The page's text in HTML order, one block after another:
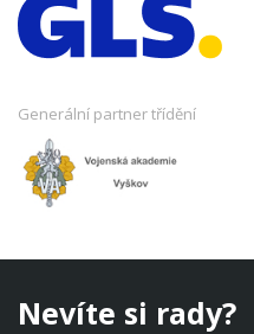
Generální partner třídění
Nevíte si rady?